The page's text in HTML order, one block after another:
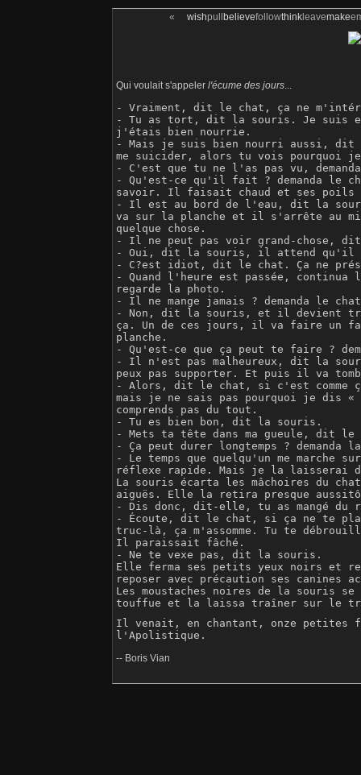
« wishpull believefollowthinkleavemake
Qui voulait s'appeler l'écume des jours...
- Vraiment, dit le chat, ça ne
- Tu as tort, dit la souris. Je suis
j'étais bien nourrie.
- Mais je suis bien nourri aussi,
me suicider, alors tu vois pourquoi
- C'est que tu ne l'as pas vu,
- Qu'est-ce qu'il fait ? demanda le
savoir. Il faisait chaud et ses poils
- Il est au bord de l'eau, dit la
va sur la planche et il s'arrête au
quelque chose.
- Il ne peut pas voir grand-chose,
- Oui, dit la souris, il attend qu'il
- C?est idiot, dit le chat. Ça ne
- Quand l'heure est passée,
regarde la photo.
- Il ne mange jamais ? demanda le
- Non, dit la souris, et il devient
ça. Un de ces jours, il va faire un
planche.
- Qu'est-ce que ça peut te faire ?
- Il n'est pas malheureux, dit la
peux pas supporter. Et puis il va
- Alors, dit le chat, si c'est comme
mais je ne sais pas pourquoi je dis
comprends pas du tout.
- Tu es bien bon, dit la souris.
- Mets ta tête dans ma gueule, dit
- Ça peut durer longtemps ? demanda
- Le temps que quelqu'un me
réflexe rapide. Mais je la laisserai
La souris écarta les mâchoires du
aiguës. Elle la retira presque
- Dis donc, dit-elle, tu as mangé du
- Écoute, dit le chat, si ça ne te
truc-là, ça m'assomme. Tu te
Il paraissait fâché.
- Ne te vexe pas, dit la souris.
Elle ferma ses petits yeux noirs et
reposer avec précaution ses
Les moustaches noires de la souris
touffue et la laissa traîner sur le
Il venait, en chantant, onze petites
-- Boris Vian